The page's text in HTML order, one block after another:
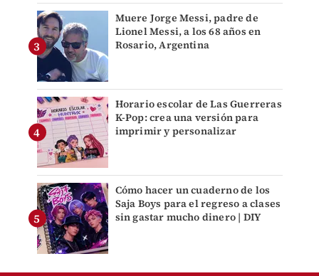
Muere Jorge Messi, padre de
Lionel Messi, a los 68 años en
Rosario, Argentina
Horario escolar de Las Guerreras
K-Pop: crea una versión para
imprimir y personalizar
Cómo hacer un cuaderno de los
Saja Boys para el regreso a clases
sin gastar mucho dinero | DIY